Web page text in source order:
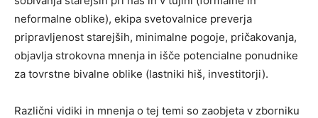
neformalne oblike), ekipa svetovalnice preverja
pripravljenost starejših, minimalne pogoje, pričakovanja,
objavlja strokovna mnenja in išče potencialne ponudnike
za tovrstne bivalne oblike (lastniki hiš, investitorji).
Različni vidiki in mnenja o tej temi so zaobjeta v zborniku